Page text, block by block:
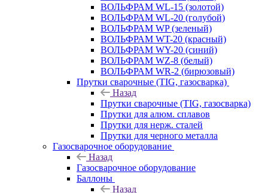
ВОЛЬФРАМ WL-15 (золотой)
ВОЛЬФРАМ WL-20 (голубой)
ВОЛЬФРАМ WP (зеленый)
ВОЛЬФРАМ WT-20 (красный)
ВОЛЬФРАМ WY-20 (синий)
ВОЛЬФРАМ WZ-8 (белый)
ВОЛЬФРАМ WR-2 (бирюзовый)
Прутки сварочные (TIG, газосварка)
Назад
Прутки сварочные (TIG, газосварка)
Прутки для алюм. сплавов
Прутки для нерж. сталей
Прутки для черного металла
Газосварочное оборудование
Назад
Газосварочное оборудование
Баллоны
Назад